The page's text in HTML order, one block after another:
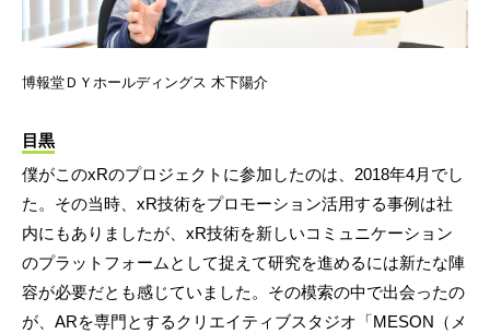
博報堂ＤＹホールディングス 木下陽介
目黒
僕がこのxRのプロジェクトに参加したのは、2018年4月でし
た。その当時、xR技術をプロモーション活用する事例は社
内にもありましたが、xR技術を新しいコミュニケーション
のプラットフォームとして捉えて研究を進めるには新たな陣
容が必要だとも感じていました。その模索の中で出会ったの
が、ARを専門とするクリエイティブスタジオ「MESON（メ